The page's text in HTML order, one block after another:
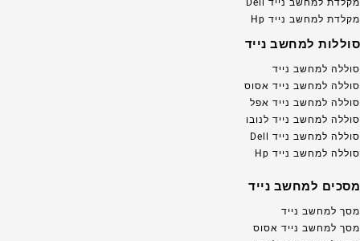
מקלדת למחשב נייד Dell
מקלדת למחשב נייד Hp
סוללות למחשב נייד
סוללה למחשב נייד
סוללה למחשב נייד אסוס
סוללה למחשב נייד אפל
סוללה למחשב נייד לנובו
סוללה למחשב נייד Dell
סוללה למחשב נייד Hp
מסכים למחשב נייד
מסך למחשב נייד
מסך למחשב נייד אסוס